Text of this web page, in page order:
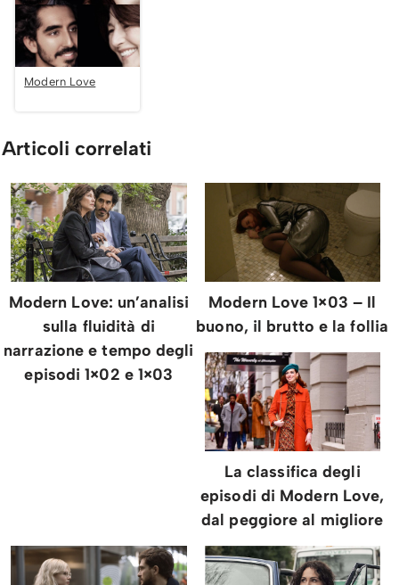
Modern Love
Articoli correlati
Modern Love: un’analisi
sulla fluidità di
narrazione e tempo degli
episodi 1×02 e 1×03
Modern Love 1×03 – Il
buono, il brutto e la follia
La classifica degli
episodi di Modern Love,
dal peggiore al migliore